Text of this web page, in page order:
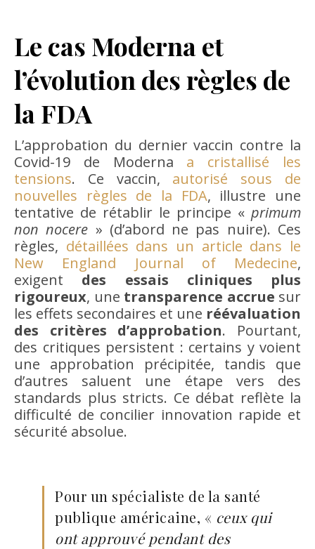
Le cas Moderna et
l’évolution des règles de
la FDA
L’approbation du dernier vaccin contre la
Covid-19 de Moderna a cristallisé les
tensions. Ce vaccin, autorisé sous de
nouvelles règles de la FDA, illustre une
tentative de rétablir le principe « primum
non nocere » (d’abord ne pas nuire). Ces
règles, détaillées dans un article dans le
New England Journal of Medecine,
exigent des essais cliniques plus
rigoureux, une transparence accrue sur
les effets secondaires et une réévaluation
des critères d’approbation. Pourtant,
des critiques persistent : certains y voient
une approbation précipitée, tandis que
d’autres saluent une étape vers des
standards plus stricts. Ce débat reflète la
difficulté de concilier innovation rapide et
sécurité absolue.
Pour un spécialiste de la santé
publique américaine, « ceux qui
ont approuvé pendant des